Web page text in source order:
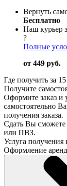
Вернуть
Бесплатно
Наш курьер
?
Полные
от 449 руб.
Где получить за
Получите
Оформите заказ и
самостоятельно
получения заказа.
Сдать Вы сможете
или ПВЗ.
Услуга получения
Оформление